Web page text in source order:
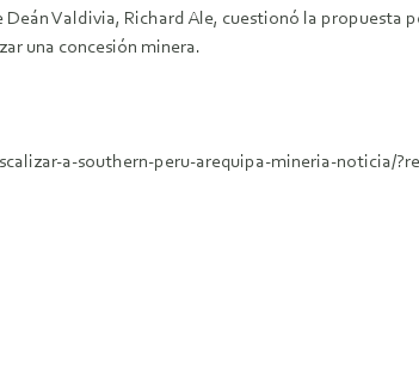
Valdivia, Richard Ale, cuestionó la propuesta
una concesión minera.
a-southern-peru-arequipa-mineria-noticia/